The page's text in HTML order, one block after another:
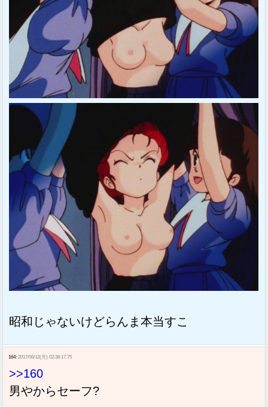
昭和じゃないけどらんま本当すこ
164: 2017/06/12(月) 02:38:17.75
>>160
男やからセーフ?